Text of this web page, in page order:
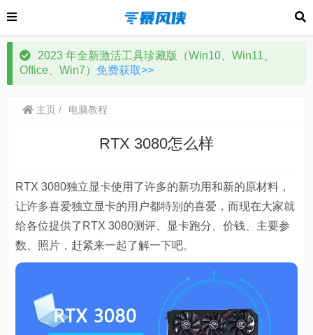
2023 年全新激活工具珍藏版（Win10、Win11、
Office、Win7） 免费获取>>
主页 电脑教程
RTX 3080怎么样
RTX 3080独立显卡使用了许多的新功用和新的原材料，
让许多喜爱独立显卡的用户都特别的喜爱，而现在大家就
给各位提供了RTX 3080测评、显卡跑分、价钱、主要参
数、照片，赶紧来一起了解一下吧。